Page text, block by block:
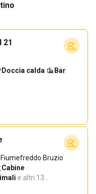
21
Doccia calda· Bar·
Bruzio
Cabine·
·e altri 13…